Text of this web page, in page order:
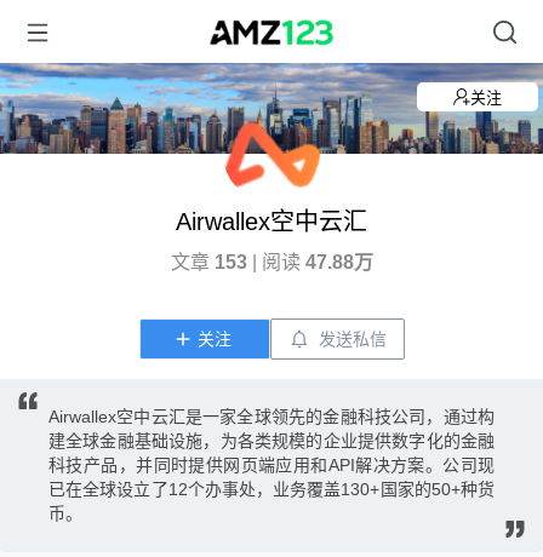
关注
Airwallex空中云汇
文章 153| 阅读 47.88万
关注 发送私信
Airwallex空中云汇是一家全球领先的金融科技公司，通过构
建全球金融基础设施，为各类规模的企业提供数字化的金融
科技产品，并同时提供网页端应用和API解决方案。公司现
已在全球设立了12个办事处，业务覆盖130+国家的50+种货
币。